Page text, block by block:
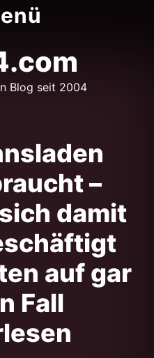
Blog seit 2004
–
damit
auf gar
Fall